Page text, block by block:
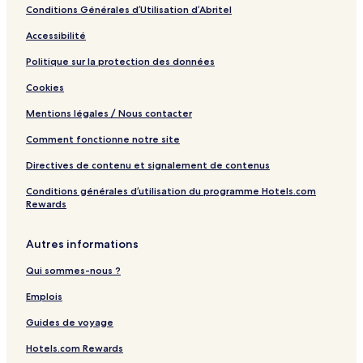
a
C
a
r
Conditions Générales d’Utilisation d’Abritel
Accessibilité
Politique sur la protection des données
Cookies
Mentions légales / Nous contacter
Comment fonctionne notre site
Directives de contenu et signalement de contenus
Conditions générales d’utilisation du programme Hotels.com
Rewards
Autres informations
Qui sommes-nous ?
Emplois
Guides de voyage
Hotels.com Rewards